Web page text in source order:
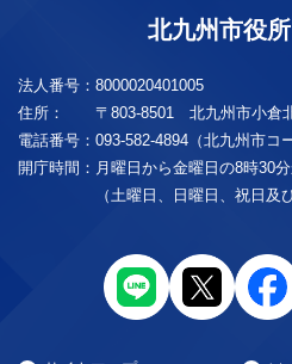
北九州市役所
法人番号： 8000020401005
住所：
〒803-8501 北九州市小倉
電話番号： 093-582-4894（北九州市コ
開庁時間： 月曜日から金曜日の8時30
（土曜日、日曜日、祝日及